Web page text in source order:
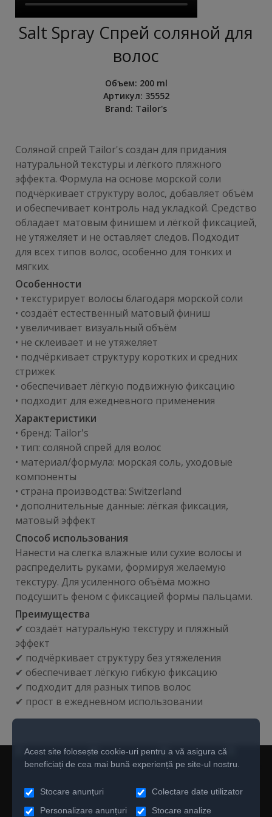
Salt Spray Спрей соляной для
волос
Объем: 200 ml
Артикул: 35552
Brand: Tailor's
Соляной спрей Tailor's создан для придания
натуральной текстуры и лёгкого пляжного
эффекта. Формула на основе морской соли
подчёркивает структуру волос, добавляет объём
и обеспечивает контроль над укладкой. Средство
обладает матовым финишем и лёгкой фиксацией,
не утяжеляет и не оставляет следов. Подходит
для всех типов волос, особенно для тонких и
мягких.
Особенности
• текстурирует волосы благодаря морской соли
• создаёт естественный матовый финиш
• увеличивает визуальный объём
• не склеивает и не утяжеляет
• подчёркивает структуру коротких и средних
стрижек
• обеспечивает лёгкую подвижную фиксацию
• подходит для ежедневного применения
Характеристики
• бренд: Tailor's
• тип: соляной спрей для волос
• материал/формула: морская соль, уходовые
компоненты
• страна производства: Switzerland
• дополнительные данные: лёгкая фиксация,
матовый эффект
Способ использования
Нанести на слегка влажные или сухие волосы и
распределить руками, формируя желаемую
текстуру. Для усиленного объёма можно
подсушить феном с фиксацией формы пальцами.
Преимущества
✔ создаёт натуральную текстуру и пляжный
эффект
✔ подчёркивает структуру без утяжеления
✔ обеспечивает лёгкую гибкую фиксацию
✔ подходит для разных типов волос
✔ прост в ежедневном использовании
Acest site folosește cookie-uri pentru a vă asigura că
beneficiați de cea mai bună experiență pe site-ul nostru.
Stocare anunțuri
Colectare date utilizator
Personalizare anunțuri
Stocare analize